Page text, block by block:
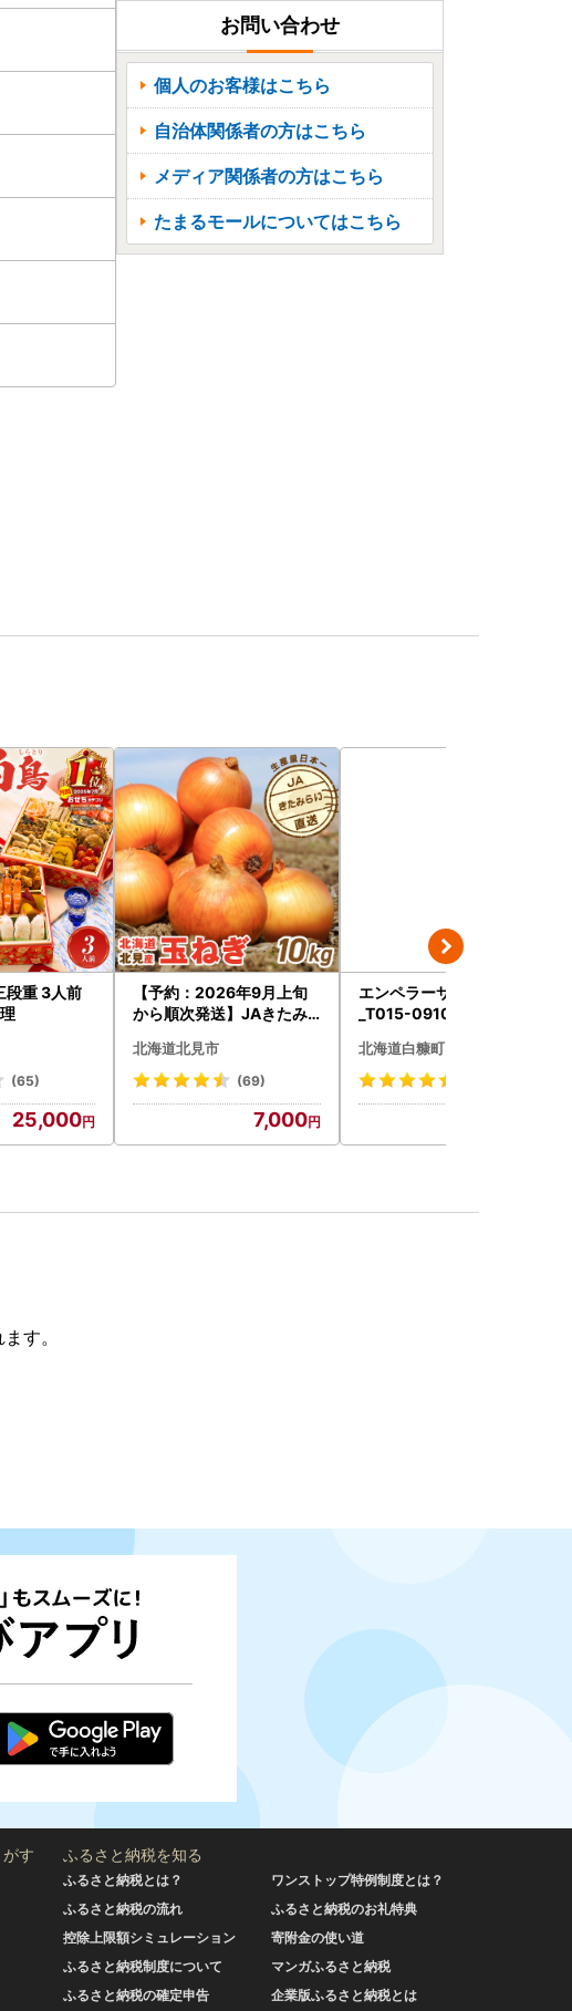
お問い合わせ
個人のお客様はこちら
自治体関係者の方はこちら
メディア関係者の方はこちら
たまるモールについてはこちら
段重 3人前
(65)
25,000
【予約：2026年9月上旬
から順次発送】JAきたみ
g ( タマネギ たまねぎ 野菜
)【210-0003-2026】
北海道北見市
(69)
7,000
エンペラーサーモン 900g
_T015-0910
北海道白糠町
す。
す ふるさと納税を知る
ふるさと納税とは？
ふるさと納税の流れ
控除上限額シミュレーション
ふるさと納税制度について
ふるさと納税の確定申告
ワンストップ特例制度とは？
ふるさと納税のお礼特典
寄附金の使い道
マンガふるさと納税
企業版ふるさと納税とは